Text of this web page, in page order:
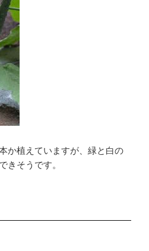
か植えていますが、緑と白の
きそうです。